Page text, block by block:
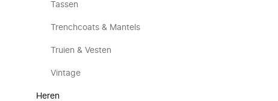
Tassen
Trenchcoats & Mantels
Truien & Vesten
Vintage
Heren